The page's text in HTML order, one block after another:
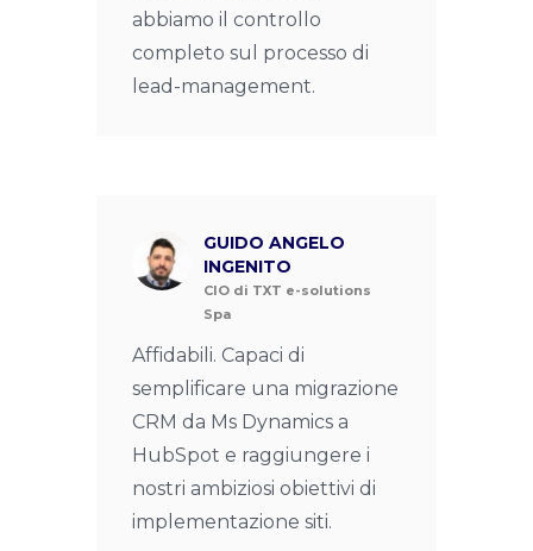
abbiamo il controllo
completo sul processo di
lead-management.
GUIDO ANGELO
INGENITO
CIO di TXT e-solutions
Spa
Affidabili. Capaci di
semplificare una migrazione
CRM da Ms Dynamics a
HubSpot e raggiungere i
nostri ambiziosi obiettivi di
implementazione siti.